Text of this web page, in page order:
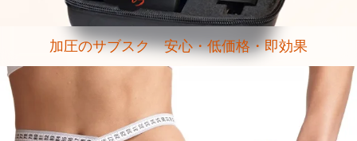
加圧のサブスク 安心・低価格・即効果